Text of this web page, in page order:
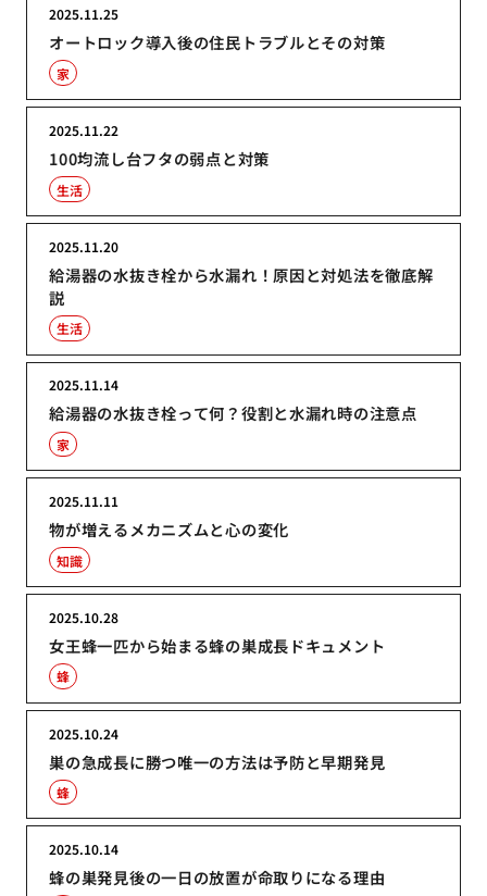
オートロック導入後の住民トラブルとその対策
2025.11.25
家
100均流し台フタの弱点と対策
2025.11.22
生活
給湯器の水抜き栓から水漏れ！原因と対処法を徹底解
説
2025.11.20
生活
給湯器の水抜き栓って何？役割と水漏れ時の注意点
2025.11.14
家
物が増えるメカニズムと心の変化
2025.11.11
知識
女王蜂一匹から始まる蜂の巣成長ドキュメント
2025.10.28
蜂
巣の急成長に勝つ唯一の方法は予防と早期発見
2025.10.24
蜂
蜂の巣発見後の一日の放置が命取りになる理由
2025.10.14